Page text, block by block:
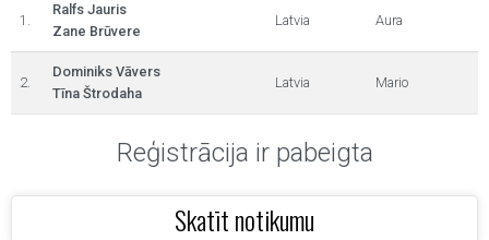
1.
Ralfs Jauris
Zane Brūvere
Latvia Aura
2.
Dominiks Vāvers
Tīna Štrodaha
Latvia Mario
Reģistrācija ir pabeigta
Skatīt notikumu